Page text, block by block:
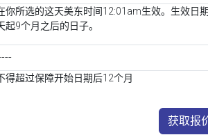
你所选的这天美东时间12:01am生效。生效日
起9个月之后的日子。
得超过保障开始日期后12个月
获取报